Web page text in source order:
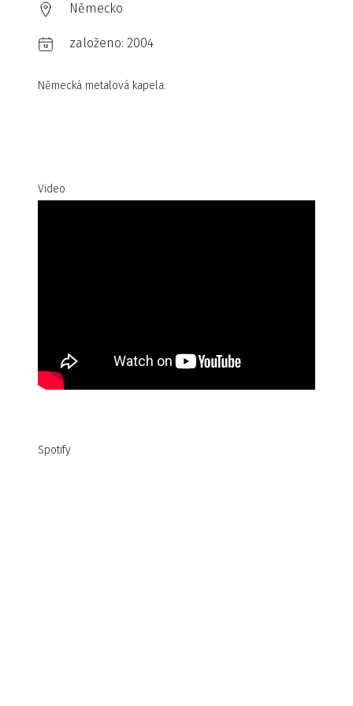
Německo
založeno: 2004
Německá metalová kapela.
Video
Spotify